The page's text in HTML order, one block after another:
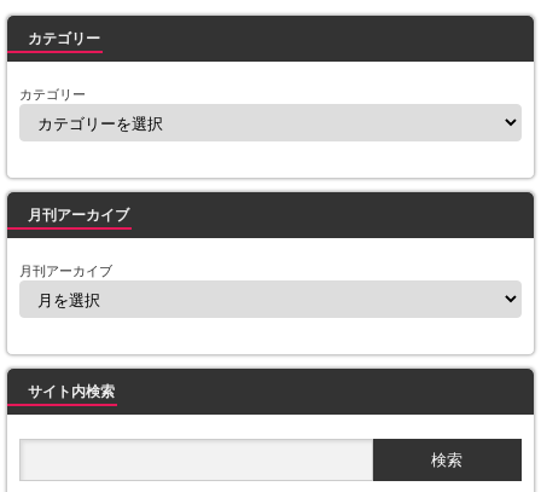
カテゴリー
カテゴリー
月刊アーカイブ
月刊アーカイブ
サイト内検索